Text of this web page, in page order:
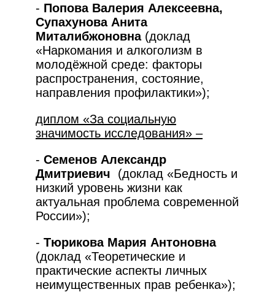
- Попова Валерия Алексеевна,
Супахунова Анита
Миталибжоновна (доклад
«Наркомания и алкоголизм в
молодёжной среде: факторы
распространения, состояние,
направления профилактики»);
диплом «За социальную
значимость исследования» –
- Семенов Александр
Дмитриевич (доклад «Бедность и
низкий уровень жизни как
актуальная проблема современной
России»);
- Тюрикова Мария Антоновна
(доклад «Теоретические и
практические аспекты личных
неимущественных прав ребенка»);